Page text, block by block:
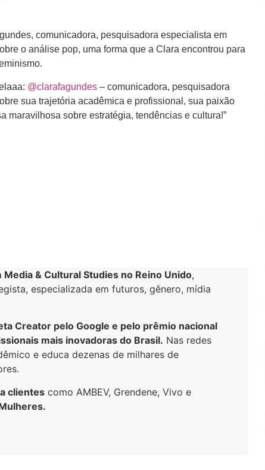
comunicadora, pesquisadora especialista em
o análise pop, uma forma que a Clara encontrou para
@clarafagundes – comunicadora, pesquisadora
sua trajetória acadêmica e profissional, sua paixão
maravilhosa sobre estratégia, tendências e cultura!”
& Cultural Studies no Reino Unido,
especializada em futuros, gênero, mídia
Creator pelo Google e pelo prêmio nacional
mais inovadoras do Brasil. Nas redes
e educa dezenas de milhares de
clientescomo AMBEV, Grendene, Vivo e